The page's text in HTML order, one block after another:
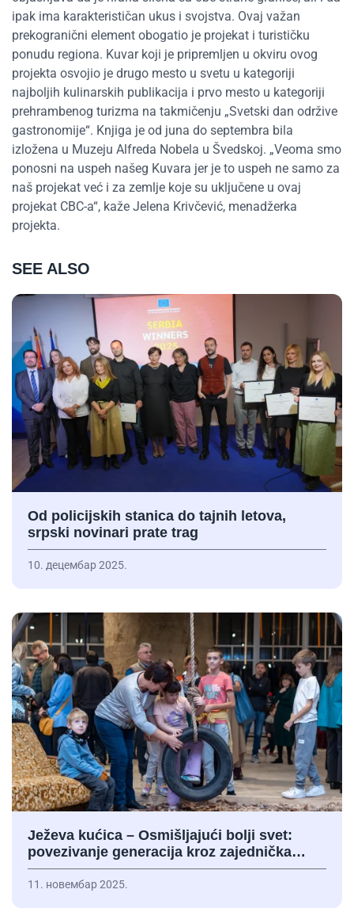
ipak ima karakterističan ukus i svojstva. Ovaj važan
prekogranični element obogatio je projekat i turističku
ponudu regiona. Kuvar koji je pripremljen u okviru ovog
projekta osvojio je drugo mesto u svetu u kategoriji
najboljih kulinarskih publikacija i prvo mesto u kategoriji
prehrambenog turizma na takmičenju „Svetski dan održive
gastronomije“. Knjiga je od juna do septembra bila
izložena u Muzeju Alfreda Nobela u Švedskoj. „Veoma smo
ponosni na uspeh našeg Kuvara jer je to uspeh ne samo za
naš projekat već i za zemlje koje su uključene u ovaj
projekat CBC-a“, kaže Jelena Krivčević, menadžerka
projekta.
SEE ALSO
Od policijskih stanica do tajnih letova,
srpski novinari prate trag
10. децембар 2025.
Ježeva kućica – Osmišljajući bolji svet:
povezivanje generacija kroz zajednička…
11. новембар 2025.